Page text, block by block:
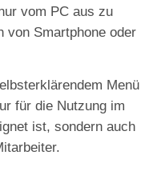
vom PC aus zu
von Smartphone oder
Menü
für die Nutzung im
ist, sondern auch